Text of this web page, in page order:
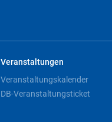
Veranstaltungen
Veranstaltungskalender
DB-Veranstaltungsticket